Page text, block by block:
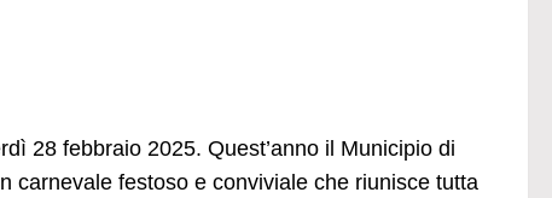
28 febbraio 2025. Quest’anno il Municipio di
carnevale festoso e conviviale che riunisce tutta